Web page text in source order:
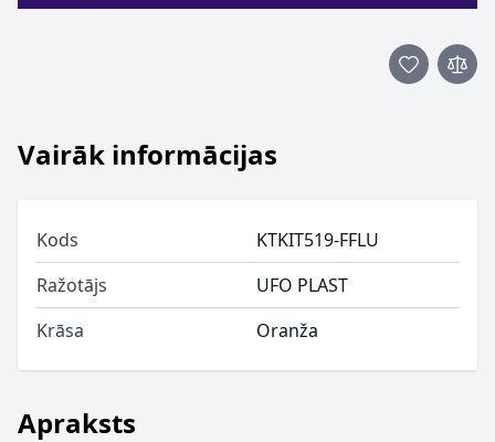
Apraksts
Vairāk informācijas
Kods
KTKIT519-FFLU
Ražotājs
UFO PLAST
Krāsa
Oranža